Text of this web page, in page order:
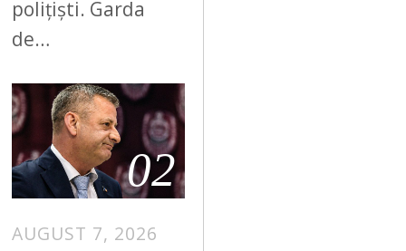
polițiști. Garda
de…
02
AUGUST 7, 2026